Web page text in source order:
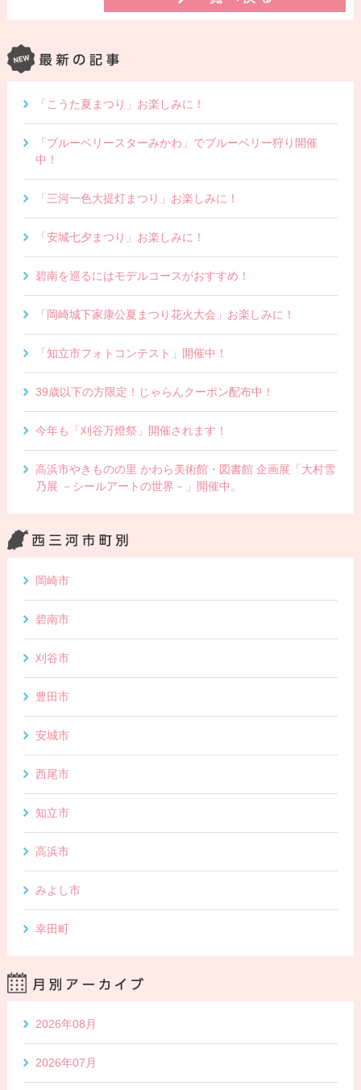
「こうた夏まつり」お楽しみに！
「ブルーベリースターみかわ」でブルーベリー狩り開催
中！
「三河一色大提灯まつり」お楽しみに！
「安城七夕まつり」お楽しみに！
碧南を巡るにはモデルコースがおすすめ！
「岡崎城下家康公夏まつり花火大会」お楽しみに！
「知立市フォトコンテスト」開催中！
39歳以下の方限定！じゃらんクーポン配布中！
今年も「刈谷万燈祭」開催されます！
高浜市やきものの里 かわら美術館・図書館 企画展「大村雪
乃展 －シールアートの世界－」開催中。
岡崎市
碧南市
刈谷市
豊田市
安城市
西尾市
知立市
高浜市
みよし市
幸田町
2026年08月
2026年07月